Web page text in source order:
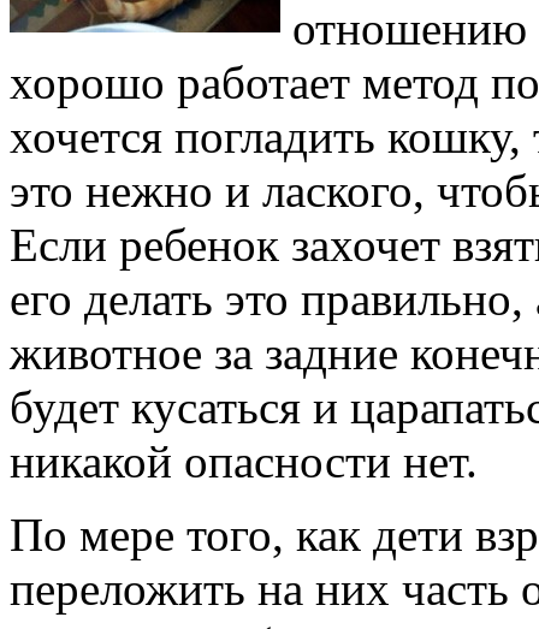
отношению
хорошо работает метод
хочется погладить
это нежно и лаского,
Если ребенок захочет
его делать это
животное за задние
будет кусаться и
никакой опасности нет.
По мере того, как дети
переложить на них часть